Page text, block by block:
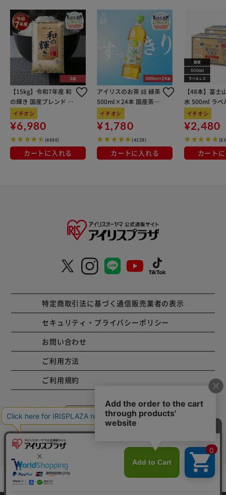
【15kg】令和7年産 和
の輝き 国産ブレンド 5
kg×3袋
イチオシ
¥6,980
(4690)
カートに入れる
アイリスのお茶 綠 緑茶
500ml×24本 国産茶葉
100％使用
イチオシ
¥1,780
(4329)
カートに入れる
【48本】富士
水 500ml ラベ
イチオシ
¥2,480
カート
特定商取引法に基づく通信販売業者の表示
セキュリティ・プライバシーポリシー
お問い合わせ
ご利用方法
ご利用規約
コーポレートサイト
Copyright © 2001 IRISPLAZA. ALL Rights Reserved.